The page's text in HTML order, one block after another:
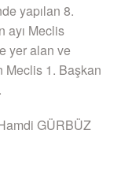
yapılan 8.
ayı Meclis
yer alan ve
Meclis 1. Başkan
GÜRBÜZ